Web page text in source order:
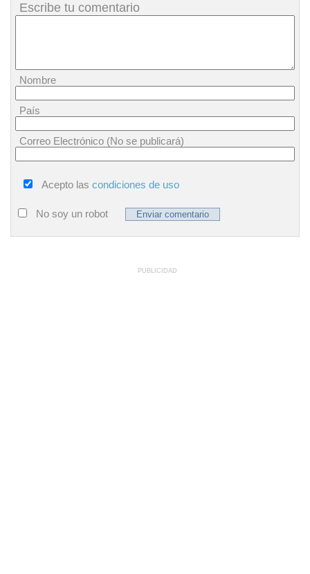
Escribe tu comentario
Nombre
País
Correo Electrónico (No se publicará)
Acepto las condiciones de uso
No soy un robot
PUBLICIDAD